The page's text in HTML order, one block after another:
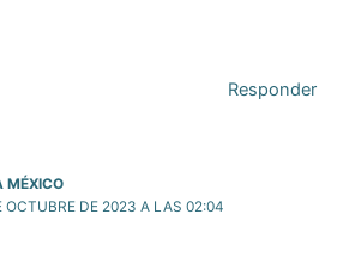
Responder
MÉXICO
OCTUBRE DE 2023 A LAS 02:04